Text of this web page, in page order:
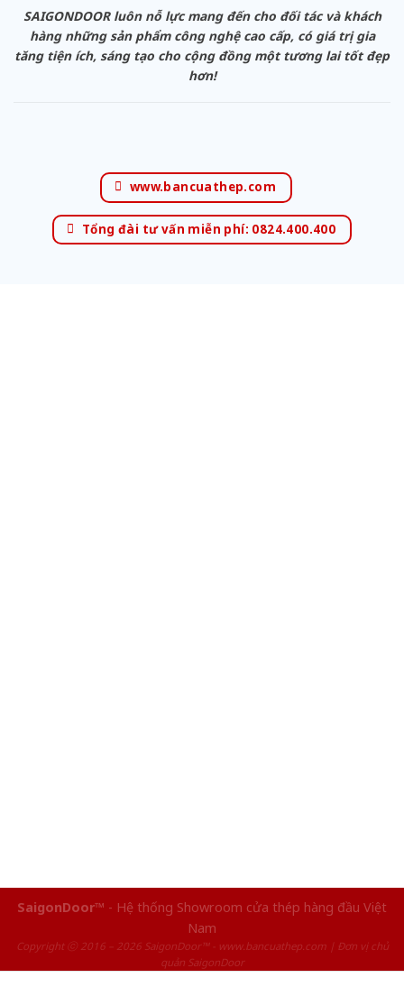
SAIGONDOOR luôn nỗ lực mang đến cho đối tác và khách
hàng những sản phẩm công nghệ cao cấp, có giá trị gia
tăng tiện ích, sáng tạo cho cộng đồng một tương lai tốt đẹp
hơn!
www.bancuathep.com
Tổng đài tư vấn miễn phí: 0824.400.400
SaigonDoor™ - Hệ thống Showroom cửa thép hàng đầu Việt
Nam
Copyright ⓒ 2016 – 2026 SaigonDoor™ - www.bancuathep.com | Đơn vị chủ
quản SaigonDoor